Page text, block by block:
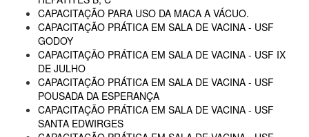
CAPACITAÇÃO PARA USO DA MACA A VÁCUO.
CAPACITAÇÃO PRÁTICA EM SALA DE VACINA - USF
GODOY
CAPACITAÇÃO PRÁTICA EM SALA DE VACINA - USF IX
DE JULHO
CAPACITAÇÃO PRÁTICA EM SALA DE VACINA - USF
POUSADA DA ESPERANÇA
CAPACITAÇÃO PRÁTICA EM SALA DE VACINA - USF
SANTA EDWIRGES